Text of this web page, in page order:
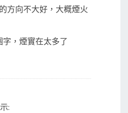
方向不大好，大概煙火
，煙實在太多了
: